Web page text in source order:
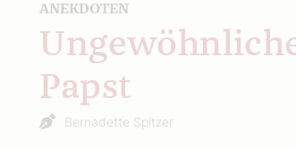
ANEKDOTEN
Papst
Bernadette Spitzer